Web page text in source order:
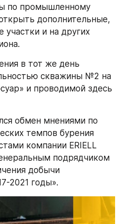
по промышленному
дополнительные,
участки и на других
в тот же день
скважины №2 на
и проводимой здесь
обмен мнениями по
темпов бурения
компании ERIELL
подрядчиком
добычи
2021 годы».